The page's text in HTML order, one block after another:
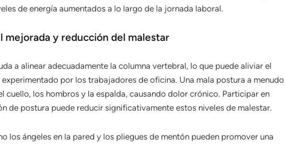
de energía aumentados a lo largo de la jornada laboral.
mejorada y reducción del malestar
a alinear adecuadamente la columna vertebral, lo que puede aliviar el
por los trabajadores de oficina. Una mala postura a menudo
cuello, los hombros y la espalda, causando dolor crónico. Participar en
de postura puede reducir significativamente estos niveles de malestar.
los ángeles en la pared y los pliegues de mentón pueden promover una